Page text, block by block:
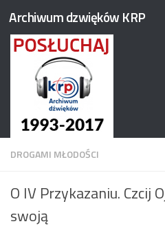
Przejdź do treści
Archiwum dzwięków KRP
DROGAMI MŁODOŚCI
O IV Przykazaniu. Czcij
swoją